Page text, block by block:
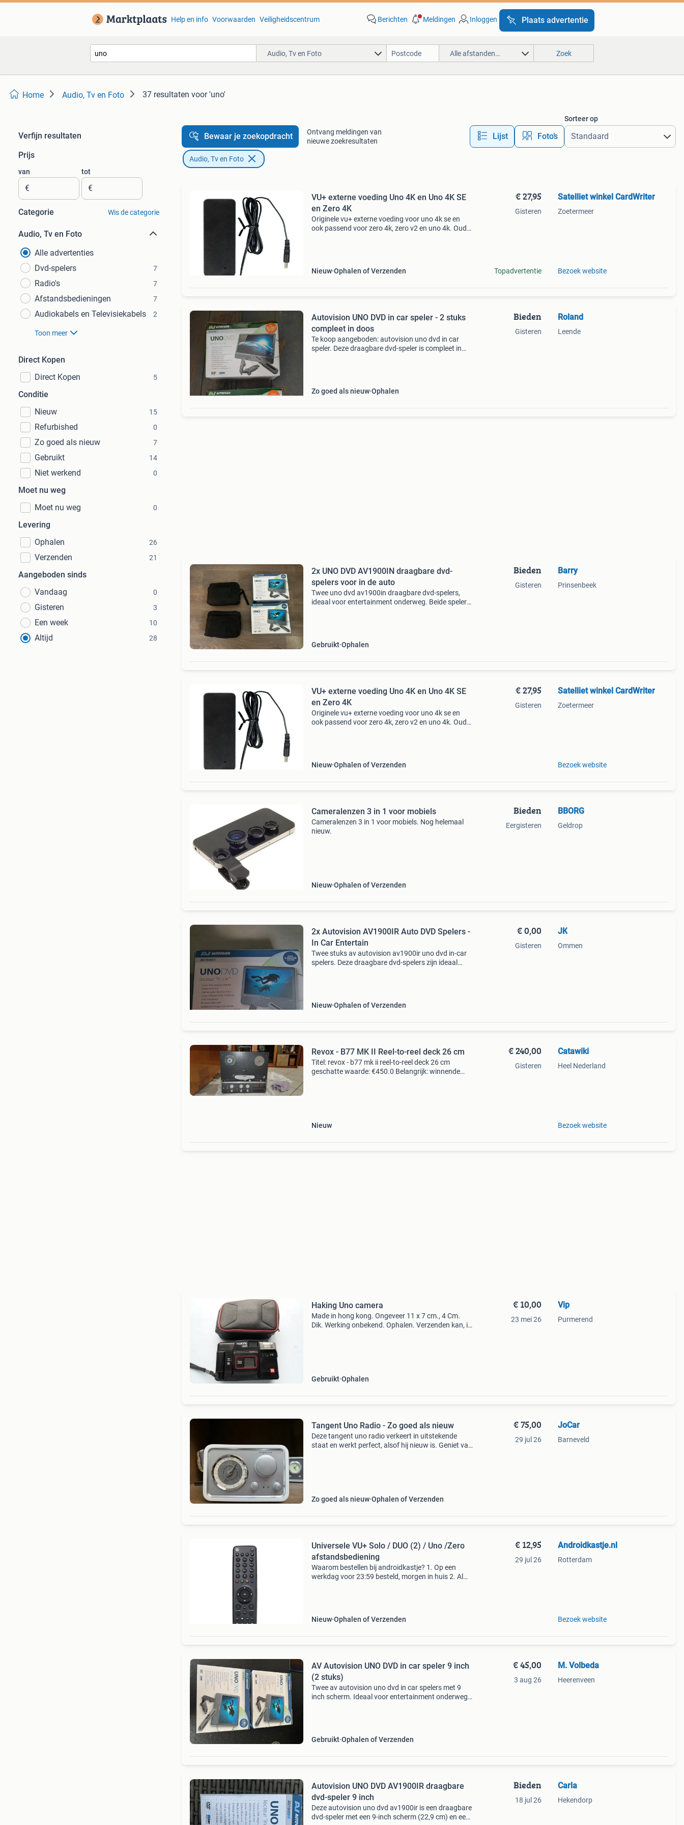
Help en info Voorwaarden Veiligheidscentrum Berichten Meldingen Inloggen Plaats advertentie
Audio, Tv en Foto Alle afstanden… Zoek
Home Audio, Tv en Foto 37 resultaten voor 'uno'
Verfijn resultaten
Prijs
van
€
tot
€
Categorie Wis de categorie
Audio, Tv en Foto
Alle advertenties
Dvd-spelers
7
Radio's 7
Afstandsbedieningen 7
Audiokabels en Televisiekabels 2
Toon meer
Direct Kopen
Direct Kopen
5
Conditie
Nieuw
15
Refurbished 0
Zo goed als nieuw 7
Gebruikt 14
Niet werkend 0
Moet nu weg
Moet nu weg
0
Levering
Ophalen
26
Verzenden 21
Aangeboden sinds
Vandaag
0
Gisteren 3
Een week 10
Altijd 28
Bewaar je zoekopdracht
Ontvang meldingen van
nieuwe zoekresultaten
Lijst Foto’s
Sorteer op
Audio, Tv en Foto
VU+ externe voeding Uno 4K en Uno 4K SE
en Zero 4K
Originele vu+ externe voeding voor uno 4k se en
ook passend voor zero 4k, zero v2 en uno 4k. Oude
Nieuw Ophalen of Verzenden
€ 27,95
Gisteren
Topadvertentie
Satelliet winkel CardWriter
Zoetermeer
Bezoek website
Autovision UNO DVD in car speler - 2 stuks
compleet in doos
Te koop aangeboden: autovision uno dvd in car
speler. Deze draagbare dvd-speler is compleet in
Zo goed als nieuw Ophalen
Bieden
Gisteren
Roland
Leende
2x UNO DVD AV1900IN draagbare dvd-
spelers voor in de auto
Twee uno dvd av1900in draagbare dvd-spelers,
ideaal voor entertainment onderweg. Beide spelers
Gebruikt Ophalen
Bieden
Gisteren
Barry
Prinsenbeek
VU+ externe voeding Uno 4K en Uno 4K SE
en Zero 4K
Originele vu+ externe voeding voor uno 4k se en
ook passend voor zero 4k, zero v2 en uno 4k. Oude
Nieuw Ophalen of Verzenden
€ 27,95
Gisteren
Satelliet winkel CardWriter
Zoetermeer
Bezoek website
Cameralenzen 3 in 1 voor mobiels
Cameralenzen 3 in 1 voor mobiels. Nog helemaal
nieuw.
Nieuw Ophalen of Verzenden
Bieden
Eergisteren
BBORG
Geldrop
2x Autovision AV1900IR Auto DVD Spelers -
In Car Entertain
Twee stuks av autovision av1900ir uno dvd in-car
spelers. Deze draagbare dvd-spelers zijn ideaal
Nieuw Ophalen of Verzenden
€ 0,00
Gisteren
JK
Ommen
Revox - B77 MK II Reel-to-reel deck 26 cm
Titel: revox - b77 mk ii reel-to-reel deck 26 cm
geschatte waarde: €450.0 Belangrijk: winnende
Nieuw
€ 240,00
Gisteren
Catawiki
Heel Nederland
Bezoek website
Haking Uno camera
Made in hong kong. Ongeveer 11 x 7 cm., 4 Cm.
Dik. Werking onbekend. Ophalen. Verzenden kan, is
Gebruikt Ophalen
€ 10,00
23 mei 26
Vip
Purmerend
Tangent Uno Radio - Zo goed als nieuw
Deze tangent uno radio verkeert in uitstekende
staat en werkt perfect, alsof hij nieuw is. Geniet van
Zo goed als nieuw Ophalen of Verzenden
€ 75,00
29 jul 26
JoCar
Barneveld
Universele VU+ Solo / DUO (2) / Uno /Zero
afstandsbediening
Waarom bestellen bij androidkastje? 1. Op een
werkdag voor 23:59 besteld, morgen in huis 2. Al
Nieuw Ophalen of Verzenden
€ 12,95
29 jul 26
Androidkastje.nl
Rotterdam
Bezoek website
AV Autovision UNO DVD in car speler 9 inch
(2 stuks)
Twee av autovision uno dvd in car spelers met 9
inch scherm. Ideaal voor entertainment onderweg.
Gebruikt Ophalen of Verzenden
€ 45,00
3 aug 26
M. Volbeda
Heerenveen
Autovision UNO DVD AV1900IR draagbare
dvd-speler 9 inch
Deze autovision uno dvd av1900ir is een draagbare
dvd-speler met een 9-inch scherm (22,9 cm) en een
Bieden
18 jul 26
Carla
Hekendorp